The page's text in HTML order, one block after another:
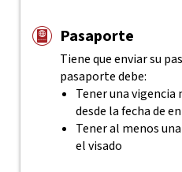
Pasaporte
Tiene que enviar su
pasaporte debe:
Tener una vigencia
desde la fecha de
Tener al menos
el visado